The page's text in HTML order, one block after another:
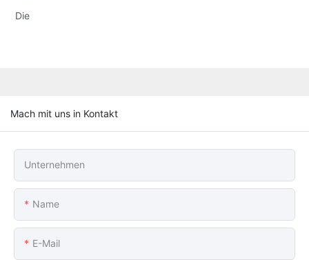
Die
Mach mit uns in Kontakt
Unternehmen
Name
E-Mail